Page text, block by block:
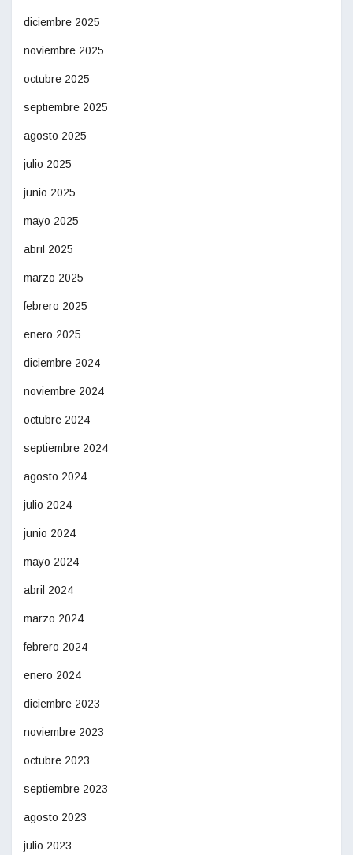
diciembre 2025
noviembre 2025
octubre 2025
septiembre 2025
agosto 2025
julio 2025
junio 2025
mayo 2025
abril 2025
marzo 2025
febrero 2025
enero 2025
diciembre 2024
noviembre 2024
octubre 2024
septiembre 2024
agosto 2024
julio 2024
junio 2024
mayo 2024
abril 2024
marzo 2024
febrero 2024
enero 2024
diciembre 2023
noviembre 2023
octubre 2023
septiembre 2023
agosto 2023
julio 2023